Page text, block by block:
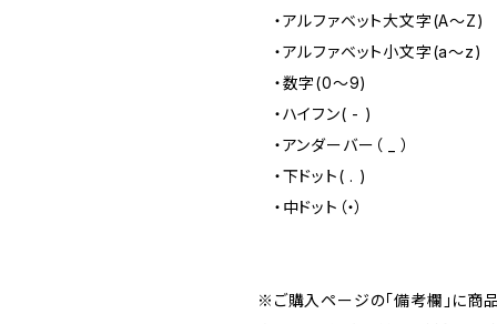
・アルファベット大文字(A～Z)
・アルファベット小文字(a～z)
・数字(0～9)
・ハイフン( - )
・アンダーバー（ _ ）
・下ドット( . )
・中ドット（・）
※ご購入ページの「備考欄」に商